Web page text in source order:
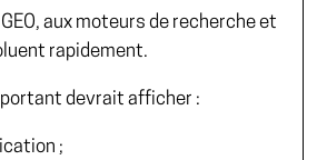
aux moteurs de recherche et
rapidement.
devrait afficher :
;